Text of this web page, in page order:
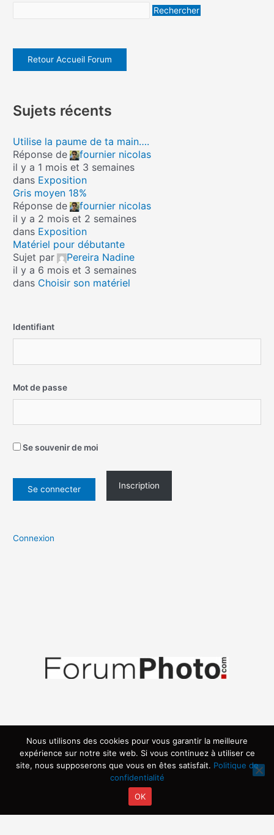
Retour Accueil Forum
Sujets récents
Utilise la paume de ta main….
Réponse de
fournier nicolas
il y a 1 mois et 3 semaines
dans Exposition
Gris moyen 18%
Réponse de
fournier nicolas
il y a 2 mois et 2 semaines
dans Exposition
Matériel pour débutante
Sujet par
Pereira Nadine
il y a 6 mois et 3 semaines
dans Choisir son matériel
Identifiant
Mot de passe
Se souvenir de moi
Inscription
Connexion
Copyright © 2026 | Propulsé par ARVIA
Nous utilisons des cookies pour vous garantir la meilleure
expérience sur notre site web. Si vous continuez à utiliser ce
site, nous supposerons que vous en êtes satisfait. Politique de
confidentialité
OK